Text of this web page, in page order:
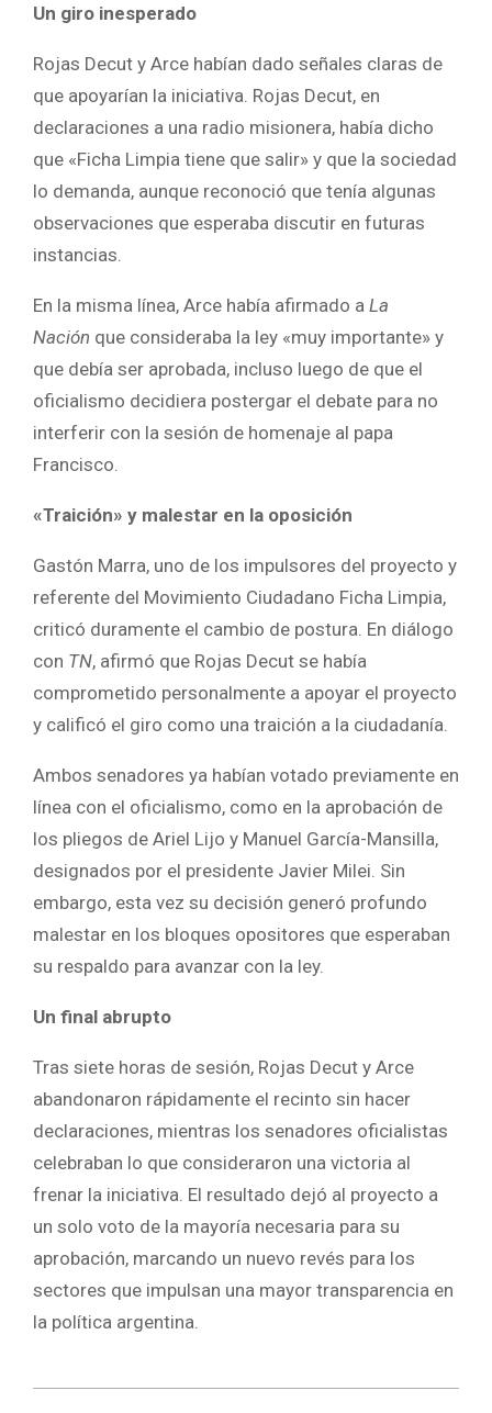
Un giro inesperado
Rojas Decut y Arce habían dado señales claras de
que apoyarían la iniciativa. Rojas Decut, en
declaraciones a una radio misionera, había dicho
que «Ficha Limpia tiene que salir» y que la sociedad
lo demanda, aunque reconoció que tenía algunas
observaciones que esperaba discutir en futuras
instancias.
En la misma línea, Arce había afirmado a La
Nación que consideraba la ley «muy importante» y
que debía ser aprobada, incluso luego de que el
oficialismo decidiera postergar el debate para no
interferir con la sesión de homenaje al papa
Francisco.
«Traición» y malestar en la oposición
Gastón Marra, uno de los impulsores del proyecto y
referente del Movimiento Ciudadano Ficha Limpia,
criticó duramente el cambio de postura. En diálogo
con TN, afirmó que Rojas Decut se había
comprometido personalmente a apoyar el proyecto
y calificó el giro como una traición a la ciudadanía.
Ambos senadores ya habían votado previamente en
línea con el oficialismo, como en la aprobación de
los pliegos de Ariel Lijo y Manuel García-Mansilla,
designados por el presidente Javier Milei. Sin
embargo, esta vez su decisión generó profundo
malestar en los bloques opositores que esperaban
su respaldo para avanzar con la ley.
Un final abrupto
Tras siete horas de sesión, Rojas Decut y Arce
abandonaron rápidamente el recinto sin hacer
declaraciones, mientras los senadores oficialistas
celebraban lo que consideraron una victoria al
frenar la iniciativa. El resultado dejó al proyecto a
un solo voto de la mayoría necesaria para su
aprobación, marcando un nuevo revés para los
sectores que impulsan una mayor transparencia en
la política argentina.